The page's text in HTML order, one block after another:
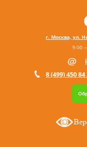
г. Москва, ул.
8 (499) 450 84
9:00